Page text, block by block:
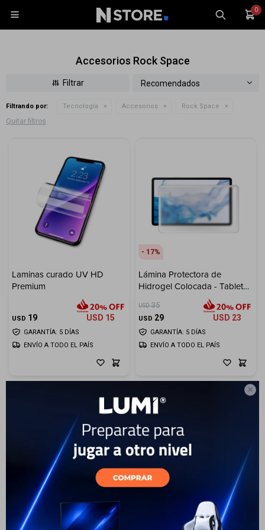

0

Accesorios Rock Space
Recomendados
Filtrando por: Tecnología Accesorios Rock Space
Quitar filtros
Laminas curado UV HD
Premium
USD 19 USD 15
GARANTÍA: 5 DÍAS
ENVÍO A TODO EL PAÍS
17
Lámina Protectora de
Hidrogel Colocada - Tablet
USD 35
USD 29 USD 23
GARANTÍA: 5 DÍAS
ENVÍO A TODO EL PAÍS
Lámina Protectora de
TV y Audio
Electrodomésticos
Hogar
Marcas
Wearables
Accesorios